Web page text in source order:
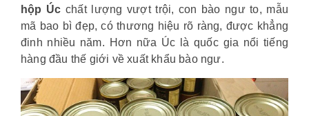
hộp Úc chất lượng vượt trội, con bào ngư to, mẫu
mã bao bì đẹp, có thương hiệu rõ ràng, được khẳng
đinh nhiều năm. Hơn nữa Úc là quốc gia nổi tiếng
hàng đầu thế giới về xuất khẩu bào ngư.